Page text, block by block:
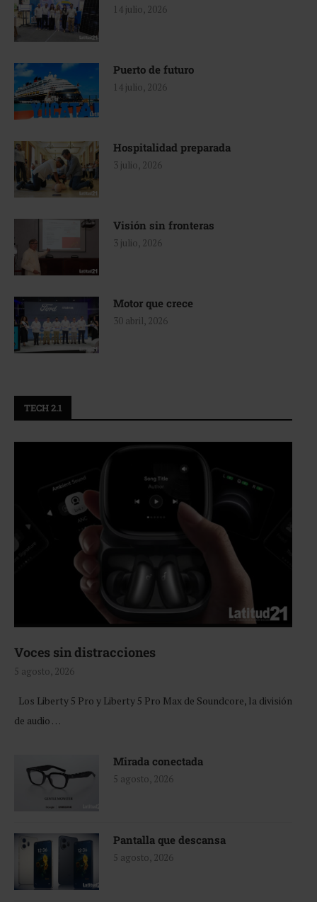
14 julio, 2026
Puerto de futuro
14 julio, 2026
Hospitalidad preparada
3 julio, 2026
Visión sin fronteras
3 julio, 2026
Motor que crece
30 abril, 2026
TECH 2.1
Voces sin distracciones
5 agosto, 2026
Los Liberty 5 Pro y Liberty 5 Pro Max de Soundcore, la división
de audio …
Mirada conectada
5 agosto, 2026
Pantalla que descansa
5 agosto, 2026